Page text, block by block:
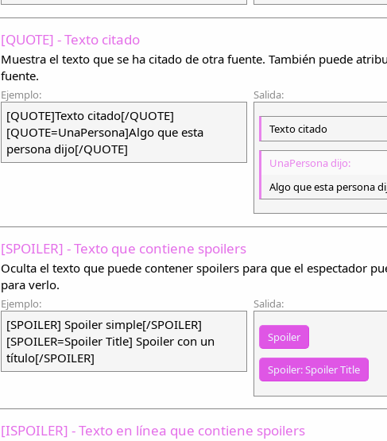
[QUOTE] - Texto citado
Muestra el texto que se ha citado de otra fuente. También puede
fuente.
Ejemplo:
[QUOTE]Texto citado[/QUOTE]
[QUOTE=UnaPersona]Algo que esta
persona dijo[/QUOTE]
Salida:
Texto citado
UnaPersona dijo:
Algo que esta persona
[SPOILER] - Texto que contiene spoilers
Oculta el texto que puede contener spoilers para que el espectador
para verlo.
Ejemplo:
[SPOILER] Spoiler simple[/SPOILER]
[SPOILER=Spoiler Title] Spoiler con un
título[/SPOILER]
Salida:
Spoiler
Spoiler:Spoiler Title
[ISPOILER] - Texto en línea que contiene spoilers